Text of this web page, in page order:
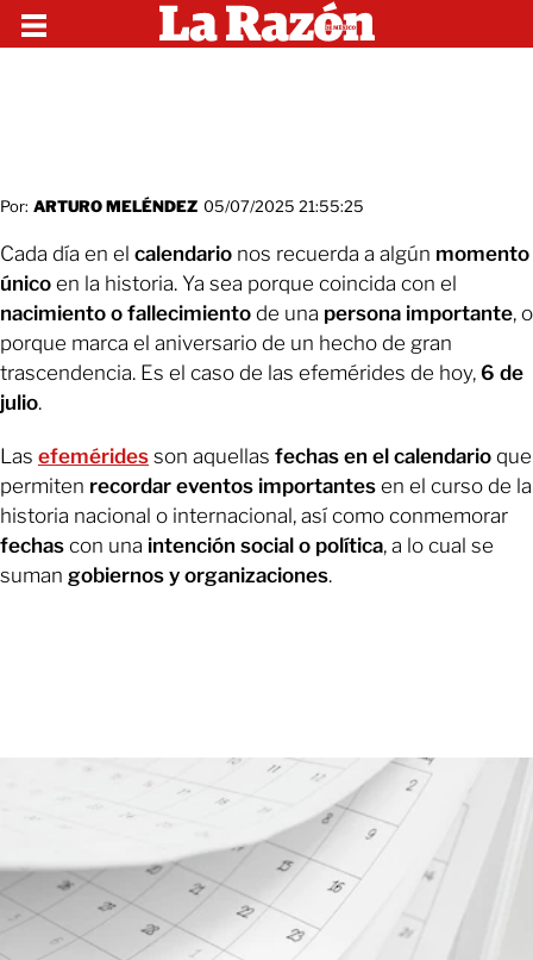
Por: ARTURO MELÉNDEZ 05/07/2025 21:55:25
Cada día en el calendario nos recuerda a algún momento
único en la historia. Ya sea porque coincida con el
nacimiento o fallecimiento de una persona importante, o
porque marca el aniversario de un hecho de gran
trascendencia. Es el caso de las efemérides de hoy, 6 de
julio.
Las efemérides son aquellas fechas en el calendario que
permiten recordar eventos importantes en el curso de la
historia nacional o internacional, así como conmemorar
fechas con una intención social o política, a lo cual se
suman gobiernos y organizaciones.